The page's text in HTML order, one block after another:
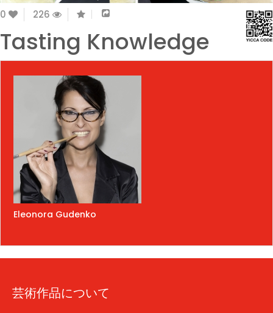
0 226
Tasting Knowledge
Eleonora Gudenko
芸術作品について